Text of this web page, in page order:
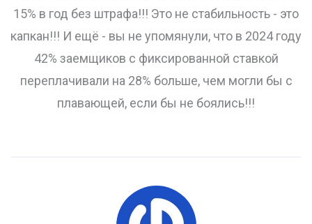
15% в год без штрафа!!! Это не стабильность - это
капкан!!! И ещё - вы не упомянули, что в 2024 году
42% заемщиков с фиксированной ставкой
переплачивали на 28% больше, чем могли бы с
плавающей, если бы не боялись!!!